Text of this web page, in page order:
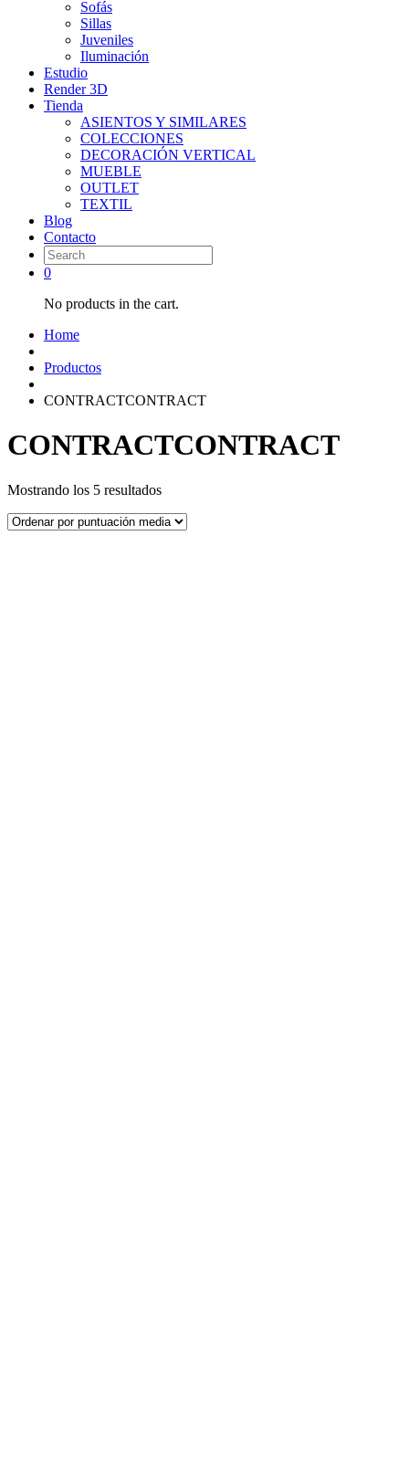
Sofás
Sillas
Juveniles
Iluminación
Estudio
Render 3D
Tienda
ASIENTOS Y SIMILARES
COLECCIONES
DECORACIÓN VERTICAL
MUEBLE
OUTLET
TEXTIL
Blog
Contacto
0
No products in the cart.
Home
Productos
CONTRACTCONTRACT
CONTRACTCONTRACT
Mostrando los 5 resultadosOrdenado
puntuación